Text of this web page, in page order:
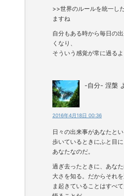
>>世界のルールを統一し
ますね
自分もある時から毎日の
くなり、
そういう感覚が常に過るよ
-自分- 涅槃
2016年4月18日 00:36
日々の出来事があなたと
歩いているときにふと目
あなたなのだ。
過ぎ去ったときに、あな
大さを知る。だからそれ
ま起きていることはすべ